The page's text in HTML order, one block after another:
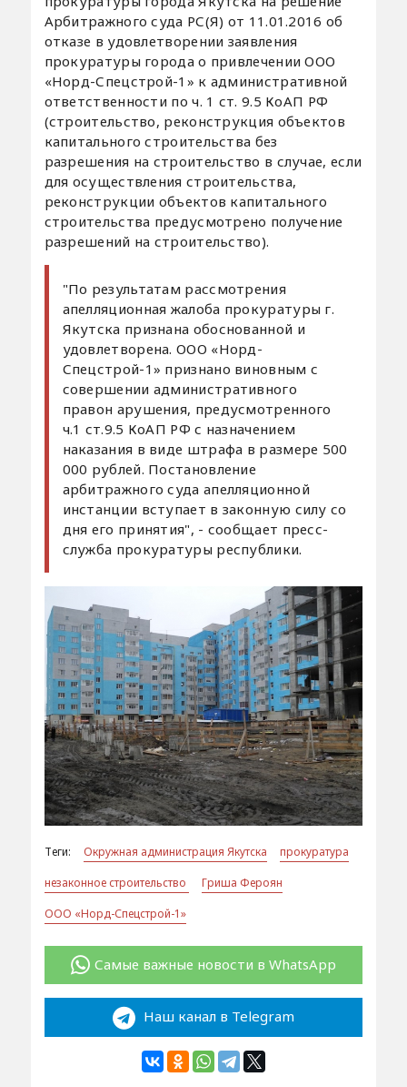
Арбитражного суда РС(Я) от 11.01.2016 об
отказе в удовлетворении заявления
прокуратуры города о привлечении ООО
«Норд-Спецстрой-1» к административной
ответственности по ч. 1 ст. 9.5 КоАП РФ
(строительство, реконструкция объектов
капитального строительства без
разрешения на строительство в случае, если
для осуществления строительства,
реконструкции объектов капитального
строительства предусмотрено получение
разрешений на строительство).
"По результатам рассмотрения
апелляционная жалоба прокуратуры г.
Якутска признана обоснованной и
удовлетворена. ООО «Норд-
Спецстрой-1» признано виновным с
совершении административного
правон арушения, предусмотренного
ч.1 ст.9.5 КоАП РФ с назначением
наказания в виде штрафа в размере 500
000 рублей. Постановление
арбитражного суда апелляционной
инстанции вступает в законную силу со
дня его принятия", - сообщает пресс-
служба прокуратуры республики.
Теги: Окружная администрация Якутска
прокуратура
незаконное строительство
Гриша Фероян
ООО «Норд-Спецстрой-1»
Самые важные новости в WhatsApp
Наш канал в Telegram